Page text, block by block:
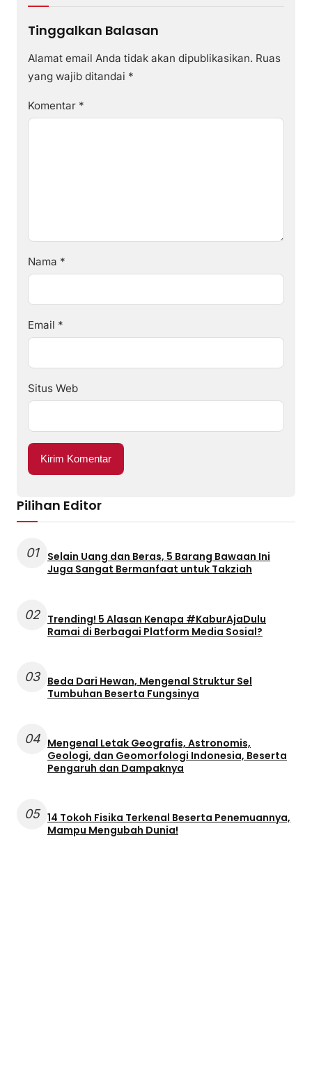
Tinggalkan Balasan
Alamat email Anda tidak akan dipublikasikan. Ruas
yang wajib ditandai *
Komentar *
Nama *
Email *
Situs Web
Pilihan Editor
01
Selain Uang dan Beras, 5 Barang Bawaan Ini
Juga Sangat Bermanfaat untuk Takziah
02 Trending! 5 Alasan Kenapa #KaburAjaDulu
Ramai di Berbagai Platform Media Sosial?
03 Beda Dari Hewan, Mengenal Struktur Sel
Tumbuhan Beserta Fungsinya
04 Mengenal Letak Geografis, Astronomis,
Geologi, dan Geomorfologi Indonesia, Beserta
Pengaruh dan Dampaknya
05 14 Tokoh Fisika Terkenal Beserta Penemuannya,
Mampu Mengubah Dunia!